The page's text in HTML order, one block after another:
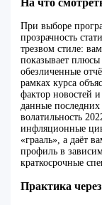
При выборе
прозрачность
трезвом стиле:
показывает
обезличенные
рамках курса
фактор новостей
данные
волатильность
инфляционные
«грааль», а даёт
профиль в
краткосрочные
Практика